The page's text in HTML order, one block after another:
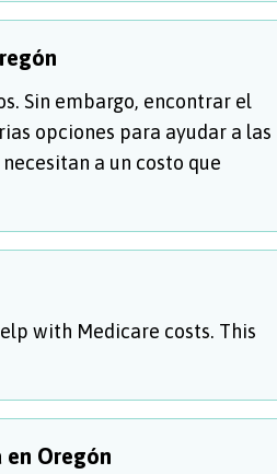
Sin embargo, encontrar el
opciones para ayudar a las
a un costo que
with Medicare costs. This
en Oregón